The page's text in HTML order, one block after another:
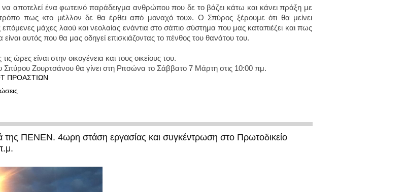
αποτελεί ένα φωτεινό παράδειγμα ανθρώπου που δε το βάζει κάτω και κάνει πράξη με
τρόπο πως «το μέλλον δε θα έρθει από μοναχό του». Ο Σπύρος ξέρουμε ότι θα μείνει
επόμενες μάχες λαού και νεολαίας ενάντια στο σάπιο σύστημα που μας καταπιέζει και πως
αυτός που θα μας οδηγεί επισκιάζοντας το πένθος του θανάτου του.
ώρες είναι στην οικογένεια και τους οικείους του.
Σπύρου Ζουρτσάνου θα γίνει στη Ριτσώνα το Σάββατο 7 Μάρτη στις 10:00 πμ.
ΠΡΟΑΣΤΙΩΝ
της ΠΕΝΕΝ. 4ωρη στάση εργασίας και συγκέντρωση στο Πρωτοδικείο